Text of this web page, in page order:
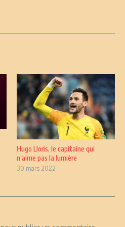
Hugo Lloris, le capitaine qui
n’aime pas la lumière
30 mars 2022